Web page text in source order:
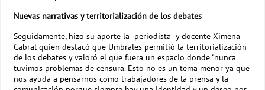
Nuevas narrativas y territorialización de los debates
Seguidamente, hizo su aporte la periodista y docente Ximena
Cabral quien destacó que Umbrales permitió la territorialización
de los debates y valoró el que fuera un espacio donde “nunca
tuvimos problemas de censura. Esto no es un tema menor ya que
nos ayuda a pensarnos como trabajadores de la prensa y la